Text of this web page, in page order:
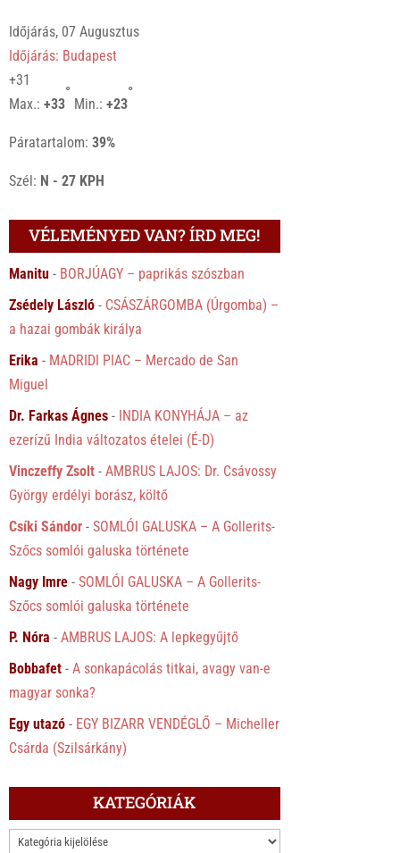
Időjárás, 07 Augusztus
Időjárás: Budapest
+31
Max.:+33
°
Min.:+23
°
Páratartalom:39%
Szél: N - 27 KPH
VÉLEMÉNYED VAN? ÍRD MEG!
Manitu - BORJÚAGY – paprikás szószban
Zsédely László - CSÁSZÁRGOMBA (Úrgomba) –
a hazai gombák királya
Erika - MADRIDI PIAC – Mercado de San
Miguel
Dr. Farkas Ágnes - INDIA KONYHÁJA – az
ezerízű India változatos ételei (É-D)
Vinczeffy Zsolt -AMBRUS LAJOS: Dr. Csávossy
György erdélyi borász, költő
Csíki Sándor -SOMLÓI GALUSKA – A Gollerits-
Szőcs somlói galuska története
Nagy Imre -SOMLÓI GALUSKA – A Gollerits-
Szőcs somlói galuska története
P. Nóra -AMBRUS LAJOS: A lepkegyűjtő
Bobbafet -A sonkapácolás titkai, avagy van-e
magyar sonka?
Egy utazó - EGY BIZARR VENDÉGLŐ – Micheller
Csárda (Szilsárkány)
KATEGÓRIÁK
KATEGÓRIÁK